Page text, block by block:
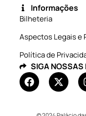
Informações
Bilheteria
Aspectos Legais e
Política de
SIGA NOSSAS